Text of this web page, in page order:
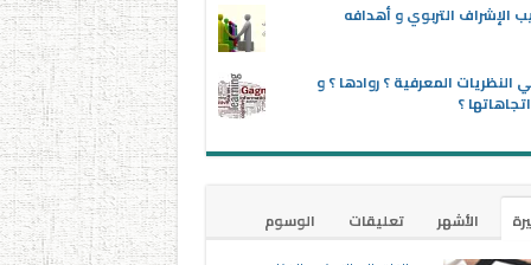
الإشراف التربوي و أهدافه
النظريات المعرفية ؟ روادها ؟ و
؟
الأشهر تعليقات
الوسوم